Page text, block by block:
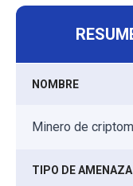
NOMBRE
Minero de
TIPO DE AMENAZA